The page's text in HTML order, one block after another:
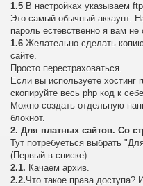
1.5 В настройках указываем
Это самый обычный аккаунт.
пароль естевственно я вам не
1.6 Желательно сделать
сайте.
Просто перестраховаться.
Если вы используете хостинг
скопируйте весь php код к
Можно создать отдельную
блокнот.
2. Для платных сайтов. Со
Тут потребуеться выбрать
(Первый в списке)
2.1. Качаем архив.
2.2.Что такое права доступа?